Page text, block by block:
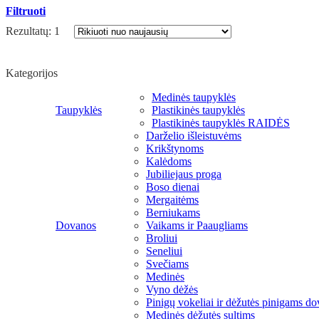
Filtruoti
Rezultatų: 1
Kategorijos
Taupyklės
Medinės taupyklės
Plastikinės taupyklės
Plastikinės taupyklės RAIDĖS
Dovanos
Darželio išleistuvėms
Krikštynoms
Kalėdoms
Jubiliejaus proga
Boso dienai
Mergaitėms
Berniukams
Vaikams ir Paaugliams
Broliui
Seneliui
Svečiams
Medinės
Vyno dėžės
Pinigų vokeliai ir dėžutės pinigams
Medinės dėžutės sultims